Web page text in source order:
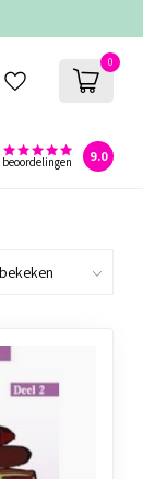
0
beoordelingen 9.0